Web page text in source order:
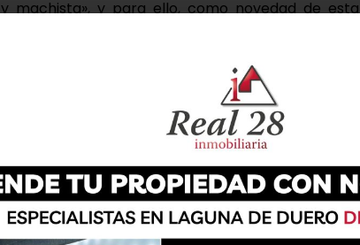
machista», y para ello, como novedad de esta
frente a la sumisión química.
del municipio, Avelino Álvarez, y el concejal de
Fernando Vara. En su intervención, y dada la
el crimen por vinolencia de género que
ha expresado la repulsa del Ayuntamiento
diario y que ya se ha llevado a 29 víctimas en lo
que el plan presentado busca concienciar a la
para que estos hechos tan lamentables no
campaña, ya que las fiestas patronales pueden